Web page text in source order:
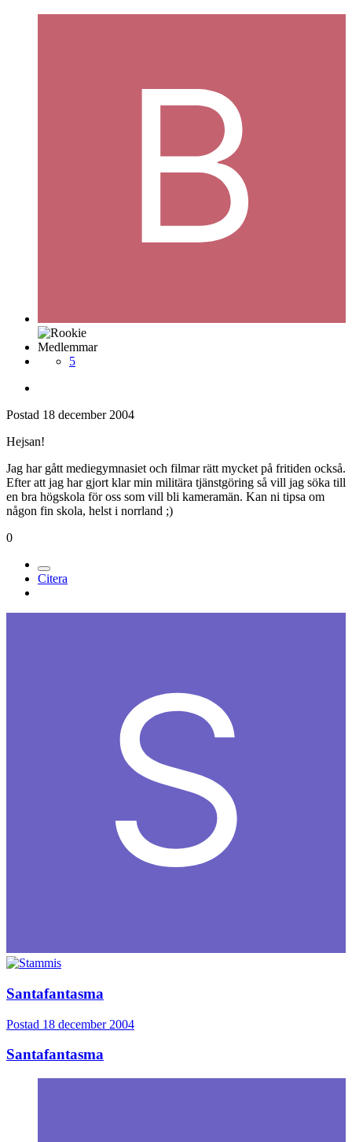
Medlemmar
5
Postad 18 december 2004
Hejsan!
Jag har gått mediegymnasiet och filmar rätt mycket på fritiden också.
Efter att jag har gjort klar min militära tjänstgöring så vill jag söka till
en bra högskola för oss som vill bli kameramän. Kan ni tipsa om
någon fin skola, helst i norrland ;)
0
Citera
Santafantasma
Postad 18 december 2004
Santafantasma